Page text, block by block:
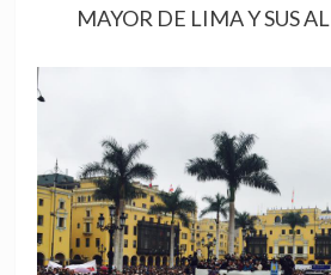
MAYOR DE LIMA Y SUS